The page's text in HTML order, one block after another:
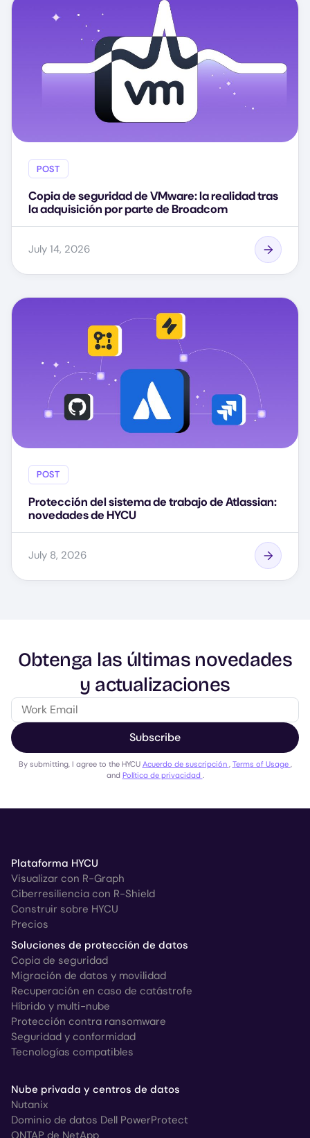
POST
Copia de seguridad de VMware: la realidad tras
la adquisición por parte de Broadcom
July 14, 2026
POST
Protección del sistema de trabajo de Atlassian:
novedades de HYCU
July 8, 2026
Obtenga las últimas novedades
y actualizaciones
Subscribe
By submitting, I agree to the HYCU Acuerdo de suscripción , Terms of Usage ,
and Política de privacidad .
Plataforma HYCU
Visualizar con R-Graph
Ciberresiliencia con R-Shield
Construir sobre HYCU
Precios
Soluciones de protección de datos
Copia de seguridad
Migración de datos y movilidad
Recuperación en caso de catástrofe
Híbrido y multi-nube
Protección contra ransomware
Seguridad y conformidad
Tecnologías compatibles
Nube privada y centros de datos
Nutanix
Dominio de datos Dell PowerProtect
ONTAP de NetApp